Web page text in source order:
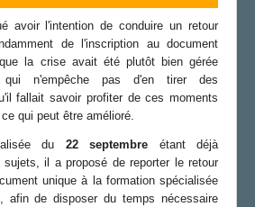
avoir l'intention de conduire un retour
de l'inscription au document
la crise avait été plutôt bien gérée
qui n'empêche pas d'en tirer des
fallait savoir profiter de ces moments
qui peut être amélioré.
du 22 septembre étant déjà
sujets, il a proposé de reporter le retour
unique à la formation spécialisée
, afin de disposer du temps nécessaire